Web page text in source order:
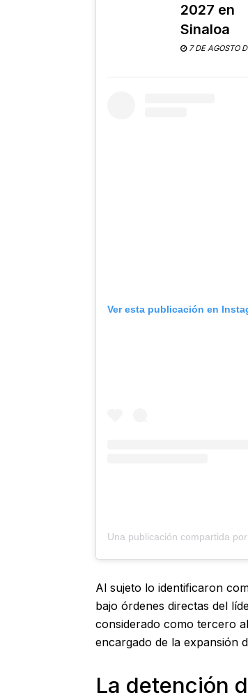
2027 en
Sinaloa
7 DE AGOSTO
Ver esta publicación en
Al sujeto lo identificaron
bajo órdenes directas del
considerado como tercero
encargado de la expansión
La detención